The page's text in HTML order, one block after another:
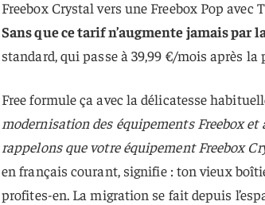
Freebox Crystal vers une Freebox Pop
Sans que ce tarif n’augmente jamais par
standard, qui passe à 39,99 €/mois après
Free formule ça avec la délicatesse
modernisation des équipements Freebox et
rappelons que votre équipement Freebox
en français courant, signifie : ton vieux
profites-en. La migration se fait depuis